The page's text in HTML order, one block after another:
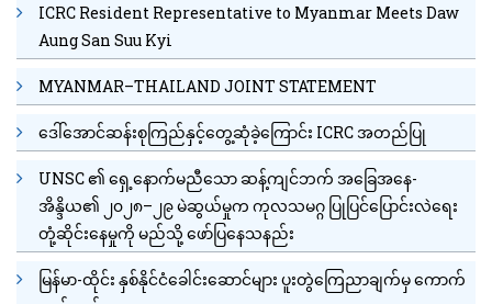
ICRC Resident Representative to Myanmar Meets Daw
Aung San Suu Kyi
MYANMAR–THAILAND JOINT STATEMENT
ဒေါ်အောင်ဆန်းစုကြည်နှင့်တွေ့ဆုံခဲ့ကြောင်း ICRC အတည်ပြု
UNSC ၏ ရှေ့နောက်မညီသော ဆန့်ကျင်ဘက် အခြေအနေ-
အိန္ဒိယ၏ ၂၀၂၈–၂၉ မဲဆွယ်မှုက ကုလသမဂ္ဂ ပြုပြင်ပြောင်းလဲရေး
တုံ့ဆိုင်းနေမှုကို မည်သို့ ဖော်ပြနေသနည်း
မြန်မာ-ထိုင်း နှစ်နိုင်ငံခေါင်းဆောင်များ ပူးတွဲကြေညာချက်မှ ကောက်